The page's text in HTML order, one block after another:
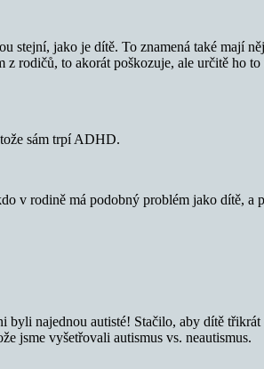
stejní, jako je dítě. To znamená také mají
rodičů, to akorát poškozuje, ale určitě
sám trpí ADHD.
v rodině má podobný problém jako dítě, a
najednou autisté! Stačilo, aby dítě
jsme vyšetřovali autismus vs. neautismus.